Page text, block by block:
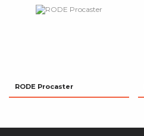
RODE Procaster